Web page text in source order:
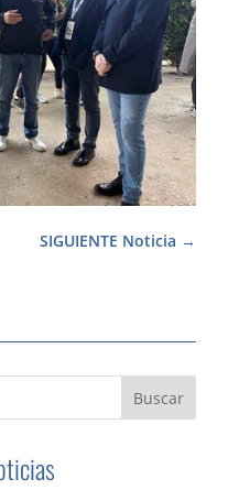
SIGUIENTE Noticia